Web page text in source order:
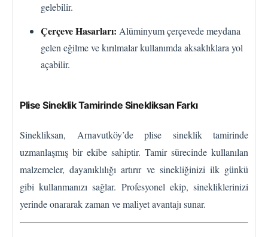
gelebilir.
Çerçeve Hasarları: Alüminyum çerçevede meydana
gelen eğilme ve kırılmalar kullanımda aksaklıklara yol
açabilir.
Plise Sineklik Tamirinde Sinekliksan Farkı
Sinekliksan, Arnavutköy’de plise sineklik tamirinde
uzmanlaşmış bir ekibe sahiptir. Tamir sürecinde kullanılan
malzemeler, dayanıklılığı artırır ve sinekliğinizi ilk günkü
gibi kullanmanızı sağlar. Profesyonel ekip, sinekliklerinizi
yerinde onararak zaman ve maliyet avantajı sunar.